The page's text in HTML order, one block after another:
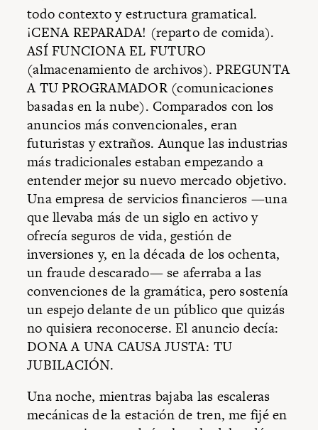
todo contexto y estructura gramatical.
¡CENA REPARADA! (reparto de comida).
ASÍ FUNCIONA EL FUTURO
(almacenamiento de archivos). PREGUNTA
A TU PROGRAMADOR (comunicaciones
basadas en la nube). Comparados con los
anuncios más convencionales, eran
futuristas y extraños. Aunque las industrias
más tradicionales estaban empezando a
entender mejor su nuevo mercado objetivo.
Una empresa de servicios financieros —una
que llevaba más de un siglo en activo y
ofrecía seguros de vida, gestión de
inversiones y, en la década de los ochenta,
un fraude descarado— se aferraba a las
convenciones de la gramática, pero sostenía
un espejo delante de un público que quizás
no quisiera reconocerse. El anuncio decía:
DONA A UNA CAUSA JUSTA: TU
JUBILACIÓN.
Una noche, mientras bajaba las escaleras
mecánicas de la estación de tren, me fijé en